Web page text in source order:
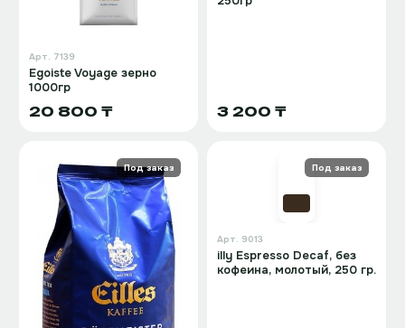
Арт. 7139
Egoiste Voyage зерно
1000гр
20 800 ₸ 3 200 ₸
Под заказ Под заказ
Арт. 9013
illy Espresso Decaf, без
кофеина, молотый, 250 гр.